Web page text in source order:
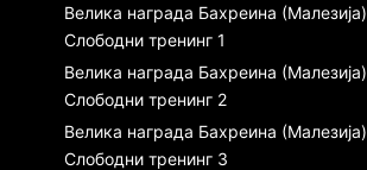
Велика награда Бахреина (Малезија)
Слободни тренинг 1
Велика награда Бахреина (Малезија)
Слободни тренинг 2
Велика награда Бахреина (Малезија)
Слободни тренинг 3